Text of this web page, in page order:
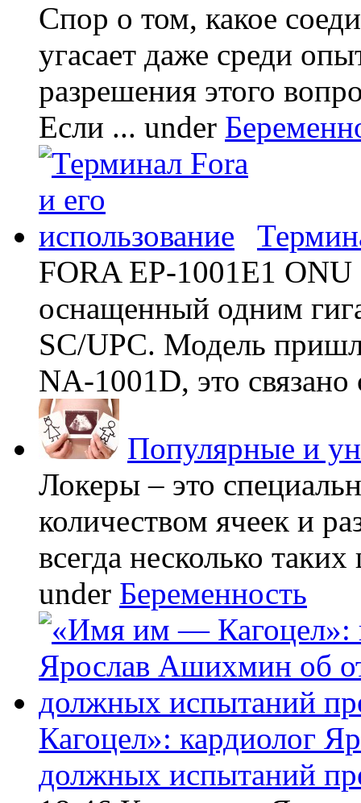
Спор о том, какое
угасает даже среди
разрешения этого
Если ... under
FORA EP-1001E1 ONU
оснащенный одним
SC/UPC. Модель
NA-1001D, это связано
Популярные и
Локеры – это
количеством ячеек и
всегда несколько
under Беременность
Кагоцел»: кардиолог
должных испытаний